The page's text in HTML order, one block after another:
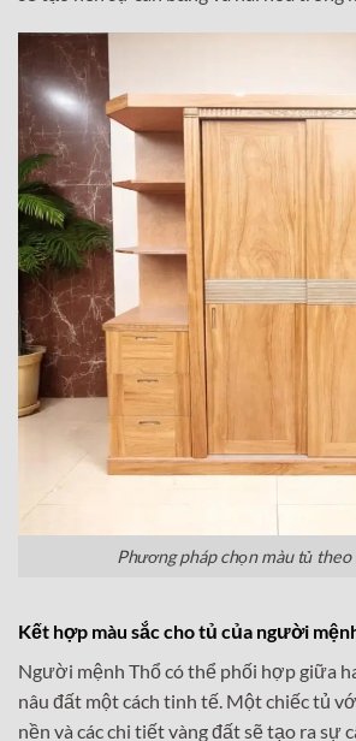
Phương pháp chọn màu tủ theo
Kết hợp màu sắc cho tủ của người
Người mệnh Thổ có thể phối hợp giữa
nâu đất một cách tinh tế. Một chiếc tủ
nền và các chi tiết vàng đất sẽ tạo ra sự